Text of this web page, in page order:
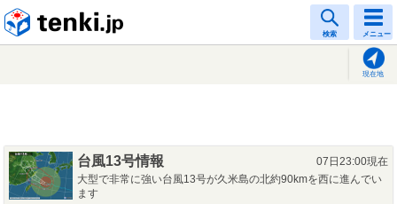
検索 メニュー
現在地
台風13号情報
07日23:00現在
大型で非常に強い台風13号が久米島の北約90kmを西に進んでい
ます